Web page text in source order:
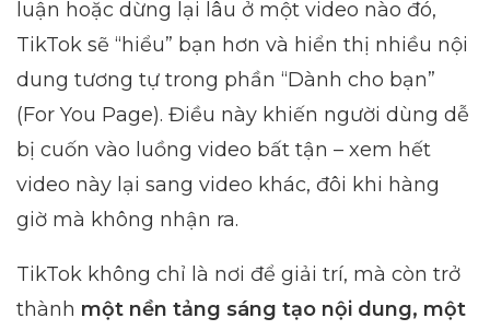
luận hoặc dừng lại lâu ở một video nào đó,
TikTok sẽ “hiểu” bạn hơn và hiển thị nhiều nội
dung tương tự trong phần “Dành cho bạn”
(For You Page). Điều này khiến người dùng dễ
bị cuốn vào luồng video bất tận – xem hết
video này lại sang video khác, đôi khi hàng
giờ mà không nhận ra.
TikTok không chỉ là nơi để giải trí, mà còn trở
thành một nền tảng sáng tạo nội dung, một